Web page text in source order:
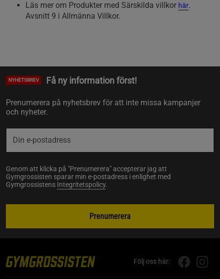
Läs mer om Produkter med Särskilda villkor här.
Avsnitt 9 i Allmänna Villkor.
NYHETSBREV Få ny information först!
Prenumerera på nyhetsbrev för att inte missa kampanjer
och nyheter.
Genom att klicka på "Prenumerera" accepterar jag att
Gymgrossisten sparar min e-postadress i enlighet med
Gymgrossistens Integritetspolicy.
Prenumerera
Följ oss här: